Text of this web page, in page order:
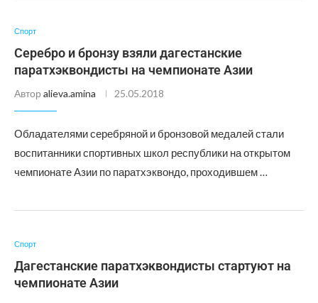
Спорт
Серебро и бронзу взяли дагестанские
паратхэквондисты на чемпионате Азии
Автор alieva.amina 25.05.2018
Обладателями серебряной и бронзовой медалей стали
воспитанники спортивных школ республики на открытом
чемпионате Азии по паратхэквондо, проходившем …
Спорт
Дагестанские паратхэквондисты стартуют на
чемпионате Азии